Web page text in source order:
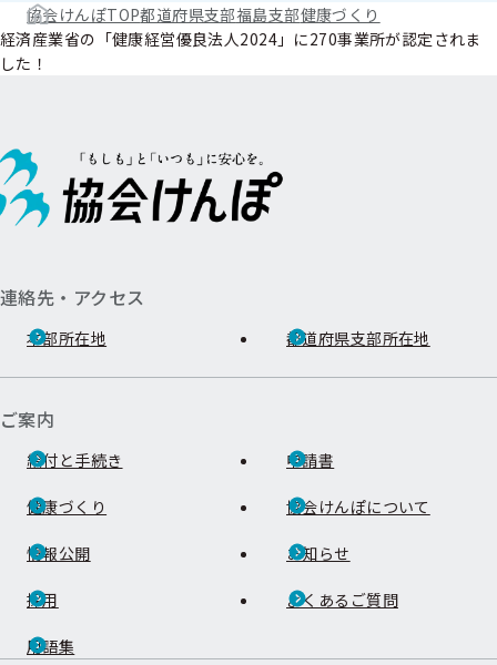
協会けんぽTOP都道府県支部福島支部健康づくり
経済産業省の「健康経営優良法人2024」に270事業所が認定されま
した！
連絡先・アクセス
本部所在地 都道府県支部所在地
ご案内
給付と手続き 申請書
健康づくり 協会けんぽについて
情報公開 お知らせ
採用 よくあるご質問
用語集